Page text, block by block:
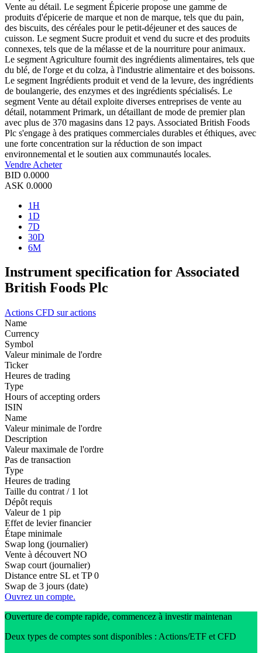
Vente au détail. Le segment Épicerie propose une gamme de
produits d'épicerie de marque et non de marque, tels que du pain,
des biscuits, des céréales pour le petit-déjeuner et des sauces de
cuisson. Le segment Sucre produit et vend du sucre et des produits
connexes, tels que de la mélasse et de la nourriture pour animaux.
Le segment Agriculture fournit des ingrédients alimentaires, tels que
du blé, de l'orge et du colza, à l'industrie alimentaire et des boissons.
Le segment Ingrédients produit et vend de la levure, des ingrédients
de boulangerie, des enzymes et des ingrédients spécialisés. Le
segment Vente au détail exploite diverses entreprises de vente au
détail, notamment Primark, un détaillant de mode de premier plan
avec plus de 370 magasins dans 12 pays. Associated British Foods
Plc s'engage à des pratiques commerciales durables et éthiques, avec
une forte concentration sur la réduction de son impact
environnemental et le soutien aux communautés locales.
Vendre Acheter
BID 0.0000
ASK 0.0000
1H
1D
7D
30D
6M
Instrument specification for Associated
British Foods Plc
Actions CFD sur actions
Name
Currency
Symbol
Valeur minimale de l'ordre
Ticker
Heures de trading
Type
Hours of accepting orders
ISIN
Name
Valeur minimale de l'ordre
Description
Valeur maximale de l'ordre
Pas de transaction
Type
Heures de trading
Taille du contrat / 1 lot
Dépôt requis
Valeur de 1 pip
Effet de levier financier
Étape minimale
Swap long (journalier)
Vente à découvert NO
Swap court (journalier)
Distance entre SL et TP 0
Swap de 3 jours (date)
Ouvrez un compte.
Ouverture de compte rapide, commencez à investir maintenan
Deux types de comptes sont disponibles : Actions/ETF et CFD